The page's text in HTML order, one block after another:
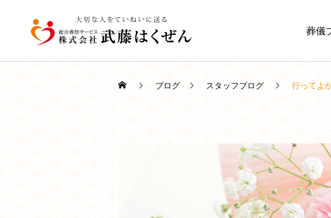
葬儀
お葬式の全体像と2日間の
ブログ スタッフブログ 行ってよ